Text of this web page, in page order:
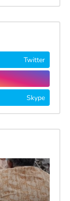
Twitter
Skype